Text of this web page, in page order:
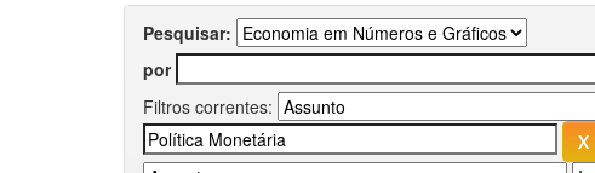
Pesquisar:
por
Filtros correntes: